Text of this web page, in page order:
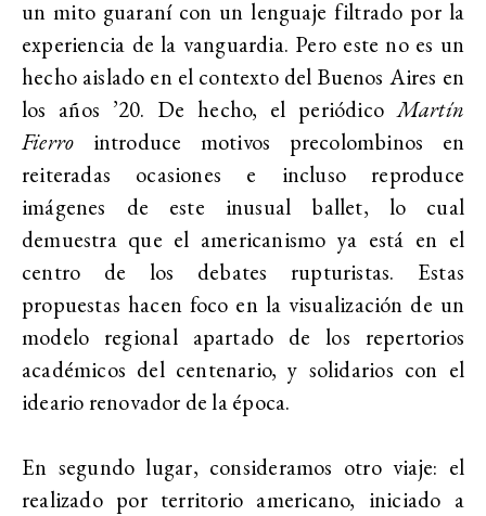
un mito guaraní con un lenguaje filtrado por la
experiencia de la vanguardia. Pero este no es un
hecho aislado en el contexto del Buenos Aires en
los años ’20. De hecho, el periódicoMartín
Fierro introduce motivos precolombinos en
reiteradas ocasiones e incluso reproduce
imágenes de este inusual ballet, lo cual
demuestra que el americanismo ya está en el
centro de los debates rupturistas. Estas
propuestas hacen foco en la visualización de un
modelo regional apartado de los repertorios
académicos del centenario, y solidarios con el
ideario renovador de la época.
En segundo lugar, consideramos otro viaje: el
realizado por territorio americano, iniciado a